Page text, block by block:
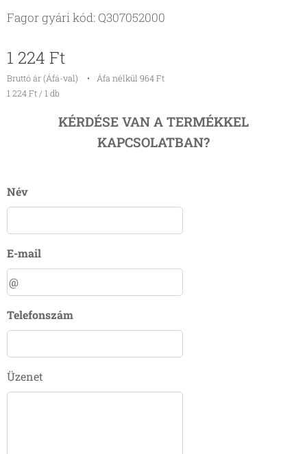
Fagor gyári kód: Q307052000
1 224 Ft
Bruttó ár (Áfá-val)
Áfa nélkül 964 Ft
1 224 Ft / 1 db
KÉRDÉSE VAN A TERMÉKKEL
KAPCSOLATBAN?
Név
E-mail
Telefonszám
Üzenet